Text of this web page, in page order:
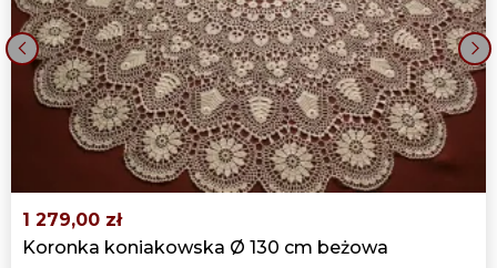
1 279,00 zł
Koronka koniakowska Ø 130 cm beżowa
›